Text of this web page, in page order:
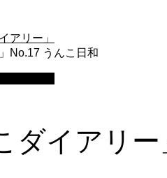
アリー」
No.17 うんこ日和
ダイアリ